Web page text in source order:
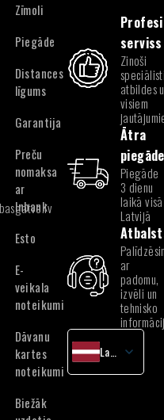
Zīmoli
Piegāde
Distances
līgums
Garantija
Preču
nomaksa
ar
Inbank
Esto
E-
veikala
noteikumi
Dāvanu
kartes
noteikumi
Biežāk
serviss
Zinoši
atbildes
visiem
Ātra
piegāde
Piegāde
3 dienu
laikā visā
Latvijā
ar
padomu,
izvēli un
tehnisko
English